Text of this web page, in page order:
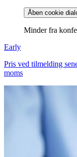
Åben cookie
Minder fra
Early
Pris ved tilmelding
moms